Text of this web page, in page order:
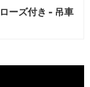
ーズ付き - 吊車